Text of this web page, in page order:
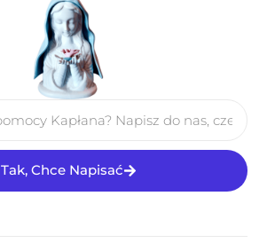
Tak, Chce Napisać